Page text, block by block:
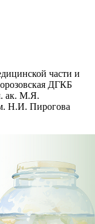
части и
ДГКБ
ак. М.Я.
Н.И. Пирогова